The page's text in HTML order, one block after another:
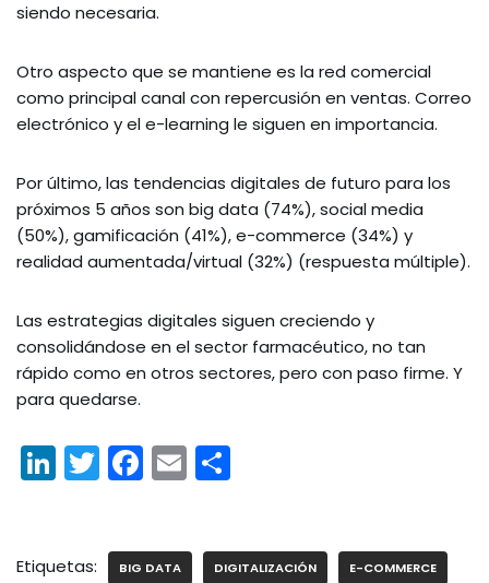
siendo necesaria.
Otro aspecto que se mantiene es la red comercial
como principal canal con repercusión en ventas. Correo
electrónico y el e-learning le siguen en importancia.
Por último, las tendencias digitales de futuro para los
próximos 5 años son big data (74%), social media
(50%), gamificación (41%), e-commerce (34%) y
realidad aumentada/virtual (32%) (respuesta múltiple).
Las estrategias digitales siguen creciendo y
consolidándose en el sector farmacéutico, no tan
rápido como en otros sectores, pero con paso firme. Y
para quedarse.
Li
n
e
T
w
er
F
a
e
E
m
l p
Etiquetas: BIG DATA DIGITALIZACIÓN E-COMMERCE